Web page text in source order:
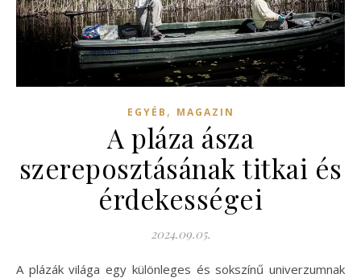
EGYÉB , MAGAZIN
A pláza ásza
szereposztásának titkai és
érdekességei
2024.09.05.
A plázák világa egy különleges és sokszínű univerzumnak